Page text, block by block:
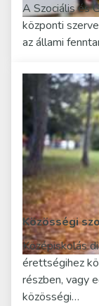
A Szociális és
központi
az állami
Közösségi
Középiskolás
érettségihez
részben, vagy
közösségi…